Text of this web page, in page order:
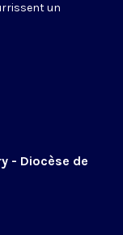
un
- Diocèse de